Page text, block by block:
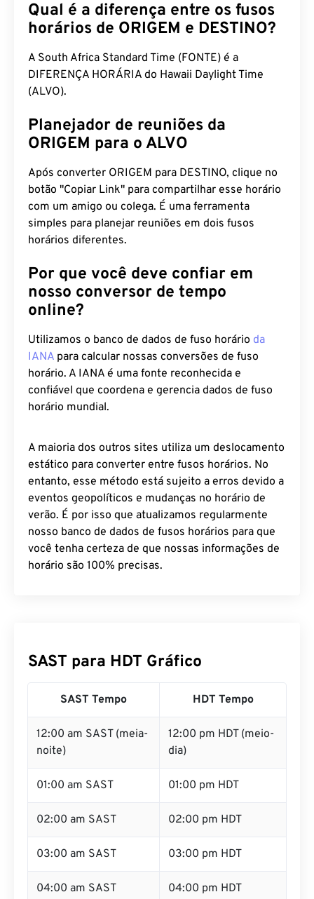
Qual é a diferença entre os fusos
horários de ORIGEM e DESTINO?
A South Africa Standard Time (FONTE) é a
DIFERENÇA HORÁRIA do Hawaii Daylight Time
(ALVO).
Planejador de reuniões da
ORIGEM para o ALVO
Após converter ORIGEM para DESTINO, clique no
botão "Copiar Link" para compartilhar esse horário
com um amigo ou colega. É uma ferramenta
simples para planejar reuniões em dois fusos
horários diferentes.
Por que você deve confiar em
nosso conversor de tempo
online?
Utilizamos o banco de dados de fuso horário da
IANA para calcular nossas conversões de fuso
horário. A IANA é uma fonte reconhecida e
confiável que coordena e gerencia dados de fuso
horário mundial.
A maioria dos outros sites utiliza um deslocamento
estático para converter entre fusos horários. No
entanto, esse método está sujeito a erros devido a
eventos geopolíticos e mudanças no horário de
verão. É por isso que atualizamos regularmente
nosso banco de dados de fusos horários para que
você tenha certeza de que nossas informações de
horário são 100% precisas.
SAST para HDT Gráfico
SAST Tempo HDT Tempo
12:00 am SAST (meia-
noite)
12:00 pm HDT (meio-
dia)
01:00 am SAST 01:00 pm HDT
02:00 am SAST 02:00 pm HDT
03:00 am SAST 03:00 pm HDT
04:00 am SAST 04:00 pm HDT